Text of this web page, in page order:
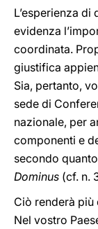
L’esperienza
evidenza
coordinata.
giustifica
Sia, pertanto,
sede di
nazionale, per
componenti e
secondo
Dominus (cf. n.
Ciò renderà
Nel vostro